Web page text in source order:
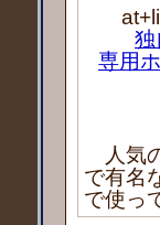
独
専用
人気
で有名
で使っ